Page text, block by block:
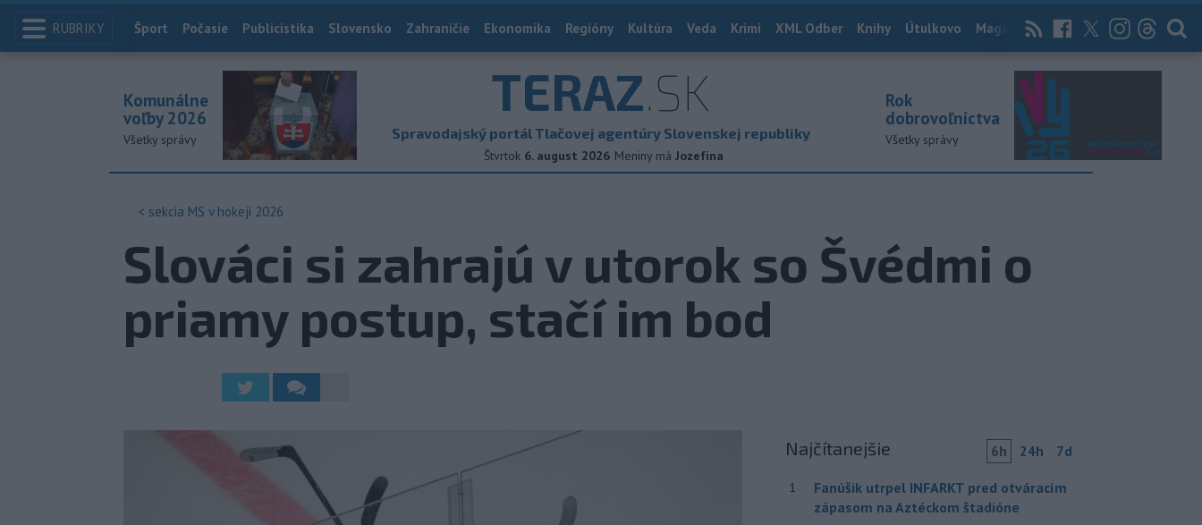
RUBRIKY Index
Šport Počasie Publicistika Slovensko Zahraničie Ekonomika Regióny Kultúra Veda Krimi XML Odber Knihy Útulkovo Magazín News Now Archív
TERAZ.SK
Spravodajský portál Tlačovej agentúry Slovenskej republiky
Štvrtok 6. august 2026 Meniny má Jozefína
Komunálne
voľby 2026
Všetky správy
Rok
dobrovoľníctva
Všetky správy
< sekcia MS v hokeji 2026
Slováci si zahrajú v utorok so Švédmi o
priamy postup, stačí im bod
Najčítanejšie 6h 24h 7d
1
Fanúšik utrpel INFARKT pred otváracím
zápasom na Aztéckom štadióne